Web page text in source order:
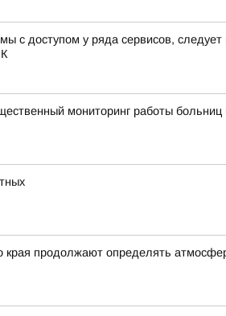
с доступом у ряда сервисов,
мониторинг работы больниц
края продолжают определять